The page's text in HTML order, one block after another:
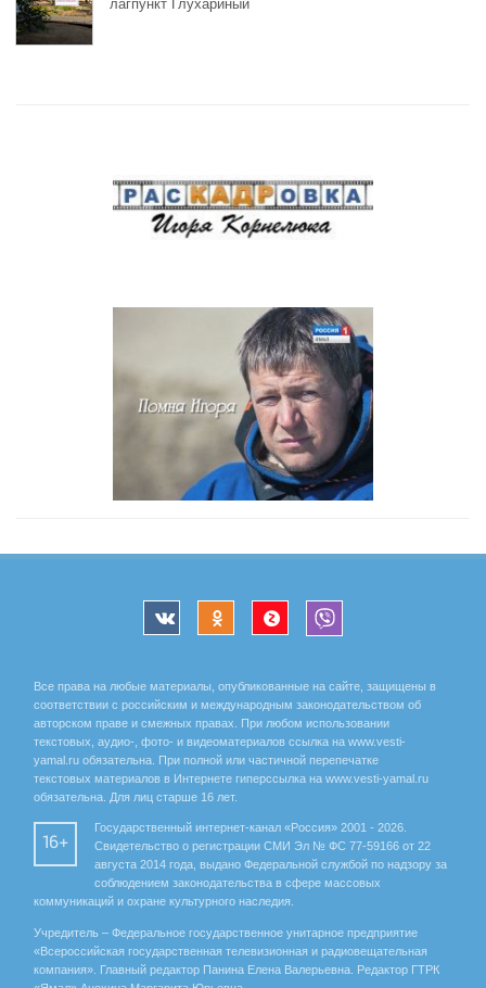
лагпункт Глухариный
Все права на любые материалы, опубликованные на сайте, защищены в
соответствии с российским и международным законодательством об
авторском праве и смежных правах. При любом использовании
текстовых, аудио-, фото- и видеоматериалов ссылка на www.vesti-
yamal.ru обязательна. При полной или частичной перепечатке
текстовых материалов в Интернете гиперссылка на www.vesti-yamal.ru
обязательна. Для лиц старше 16 лет.
16+
Государственный интернет-канал «Россия» 2001 - 2026.
Свидетельство о регистрации СМИ Эл № ФС 77-59166 от 22
августа 2014 года, выдано Федеральной службой по надзору за
соблюдением законодательства в сфере массовых
коммуникаций и охране культурного наследия.
Учредитель – Федеральное государственное унитарное предприятие
«Всероссийская государственная телевизионная и радиовещательная
компания». Главный редактор Панина Елена Валерьевна. Редактор ГТРК